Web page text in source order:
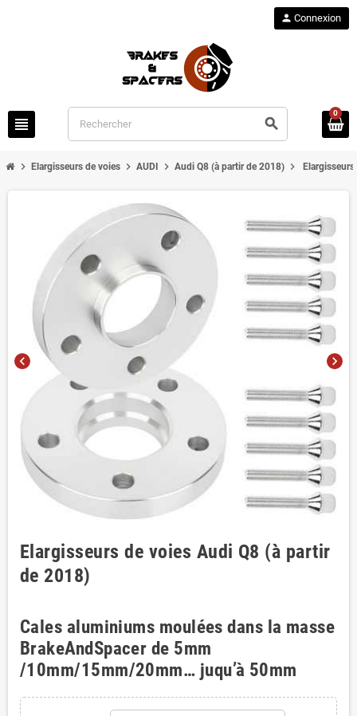
view_headline search
person Connexion
0
chevron_right Elargisseurs de voies chevron_right AUDI chevron_right Audi Q8 (à partir de 2018) chevron_right
chevron_left chevron_right
Elargisseurs de voies Audi Q8 (à partir
de 2018)
Cales aluminiums moulées dans la masse
BrakeAndSpacer de 5mm
/10mm/15mm/20mm… juqu’à 50mm